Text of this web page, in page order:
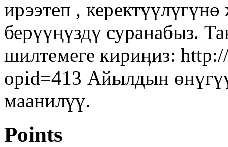
ирээтеп ,
берүүңүздү суранабыз.
шилтемеге кириӊиз:
opid=413 Айылдын
маанилүү.
Points